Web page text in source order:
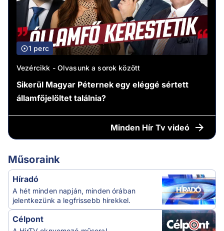
1 perc
Vezércikk - Olvasunk a sorok között
Sikerül Magyar Péternek egy eléggé sértett
államfőjelöltet találnia?
Minden Hír Tv videó
Műsoraink
Híradó
A hét minden napján, minden órában
jelentkezünk a legfrissebb hírekkel.
Célpont